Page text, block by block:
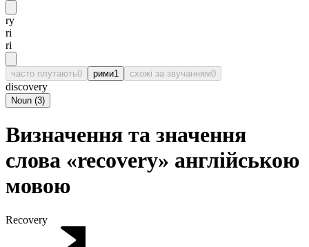
ry
ri
ri
часто плутають0 рими1 схожі за звучанням0
discovery
Noun (3)
Визначення та значення
слова «recovery» англійською
мовою
Recovery